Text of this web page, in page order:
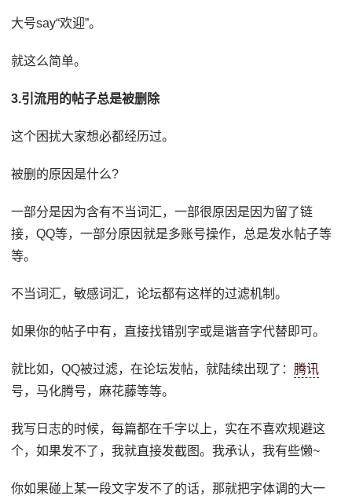
大号say“欢迎”。
就这么简单。
3.引流用的帖子总是被删除
这个困扰大家想必都经历过。
被删的原因是什么?
一部分是因为含有不当词汇，一部很原因是因为留了链
接，QQ等，一部分原因就是多账号操作，总是发水帖子等
等。
不当词汇，敏感词汇，论坛都有这样的过滤机制。
如果你的帖子中有，直接找错别字或是谐音字代替即可。
就比如，QQ被过滤，在论坛发帖，就陆续出现了：腾讯
号，马化腾号，麻花藤等等。
我写日志的时候，每篇都在千字以上，实在不喜欢规避这
个，如果发不了，我就直接发截图。我承认，我有些懒~
你如果碰上某一段文字发不了的话，那就把字体调的大一